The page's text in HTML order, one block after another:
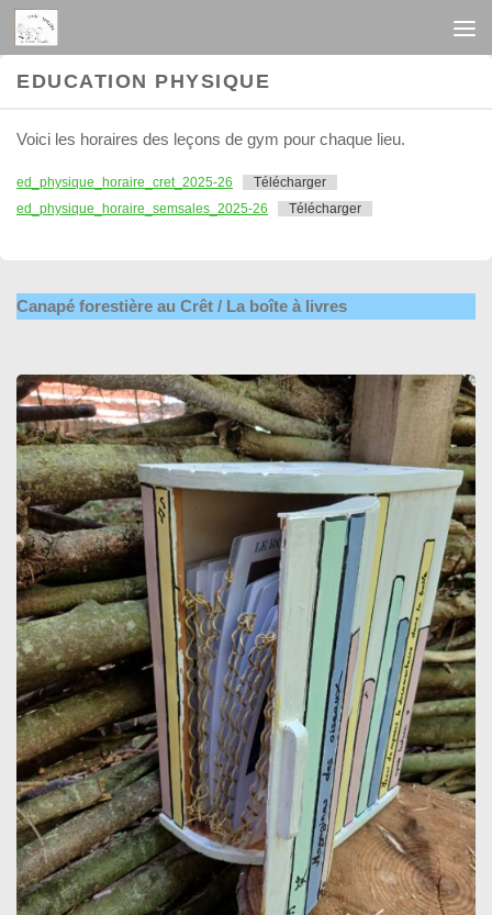
Au dessous du contenu
EDUCATION PHYSIQUE
Voici les horaires des leçons de gym pour chaque lieu.
ed_physique_horaire_cret_2025-26
Télécharger
ed_physique_horaire_semsales_2025-26
Télécharger
Canapé forestière au Crêt / La boîte à livres